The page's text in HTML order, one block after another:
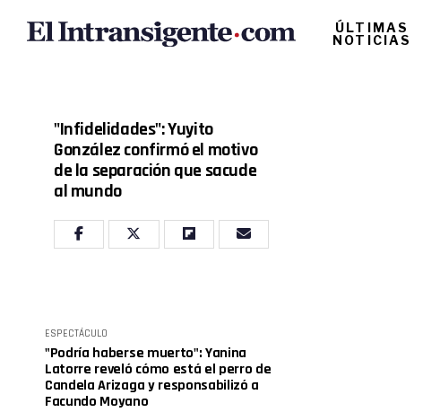
ÚLTIMAS
NOTICIAS
"Infidelidades": Yuyito
González confirmó el motivo
de la separación que sacude
al mundo
ESPECTÁCULO
"Podría haberse muerto": Yanina
Latorre reveló cómo está el perro de
Candela Arizaga y responsabilizó a
Facundo Moyano